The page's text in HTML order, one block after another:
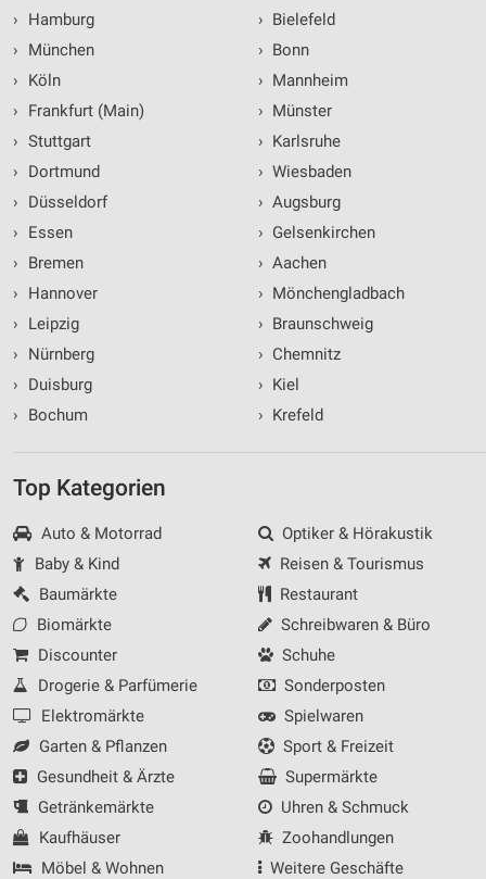
›
Hamburg
›
München
›
Köln
›
Frankfurt (Main)
› Stuttgart
›
Dortmund
›
Düsseldorf
›
Essen
›
Bremen
›
Hannover
›
Leipzig
›
Nürnberg
›
Duisburg
›
Bochum
› Bielefeld
› Bonn
› Mannheim
› Münster
› Karlsruhe
› Wiesbaden
› Augsburg
› Gelsenkirchen
› Aachen
› Mönchengladbach
› Braunschweig
› Chemnitz
› Kiel
› Krefeld
Top Kategorien
Auto & Motorrad
Baby & Kind
Baumärkte
Biomärkte
Discounter
Drogerie & Parfümerie
Elektromärkte
Garten & Pflanzen
Gesundheit & Ärzte
Getränkemärkte
Kaufhäuser
Möbel & Wohnen
Optiker & Hörakustik
Reisen & Tourismus
Restaurant
Schreibwaren & Büro
Schuhe
Sonderposten
Spielwaren
Sport & Freizeit
Supermärkte
Uhren & Schmuck
Zoohandlungen
Weitere Geschäfte